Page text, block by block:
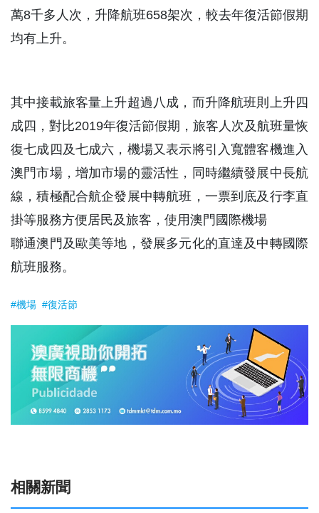
萬8千多人次，升降航班658架次，較去年復活節假期
均有上升。
其中接載旅客量上升超過八成，而升降航班則上升四
成四，對比2019年復活節假期，旅客人次及航班量恢
復七成四及七成六，機場又表示將引入寬體客機進入
澳門市場，增加市場的靈活性，同時繼續發展中長航
線，積極配合航企發展中轉航班，一票到底及行李直
掛等服務方便居民及旅客，使用澳門國際機場
聯通澳門及歐美等地，發展多元化的直達及中轉國際
航班服務。
#機場 #復活節
相關新聞